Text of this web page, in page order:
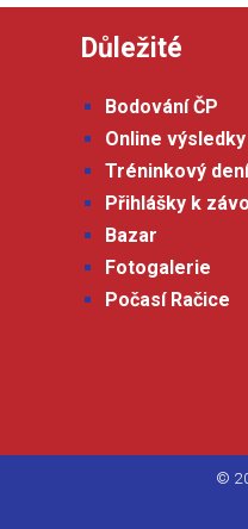
Důležité
Bodování ČP
Online výsledky
Tréninkový
Přihlášky k
Bazar
Fotogalerie
Počasí Račice
©